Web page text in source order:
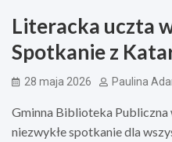
Literacka uczta
Spotkanie z
28 maja 2026 Paulina
Gminna Biblioteka
niezwykłe spotkanie dla